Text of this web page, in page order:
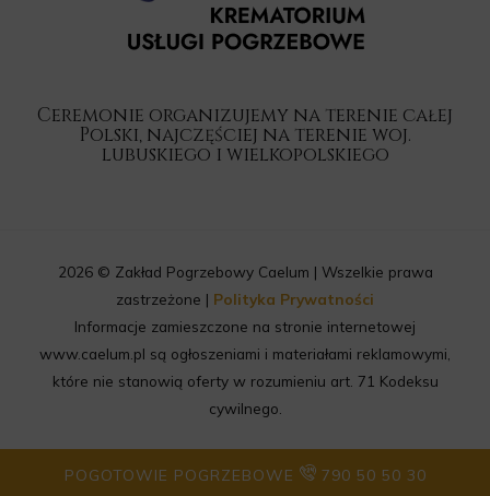
POGOTOWIE POGRZEBOWE 790 50 50 30
Ceremonie organizujemy na terenie całej
Polski, najczęściej na terenie woj.
lubuskiego i wielkopolskiego
2026 © Zakład Pogrzebowy Caelum | Wszelkie prawa
zastrzeżone | Polityka Prywatności
Informacje zamieszczone na stronie internetowej
www.caelum.pl są ogłoszeniami i materiałami reklamowymi,
które nie stanowią oferty w rozumieniu art. 71 Kodeksu
cywilnego.